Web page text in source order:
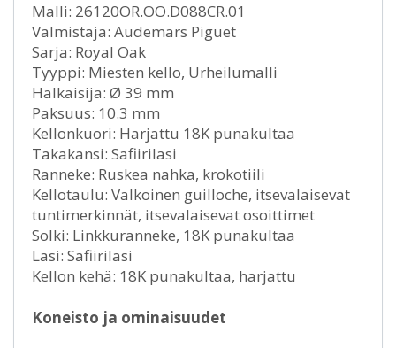
Malli: 26120OR.OO.D088CR.01
Valmistaja: Audemars Piguet
Sarja: Royal Oak
Tyyppi: Miesten kello, Urheilumalli
Halkaisija: Ø 39 mm
Paksuus: 10.3 mm
Kellonkuori: Harjattu 18K punakultaa
Takakansi: Safiirilasi
Ranneke: Ruskea nahka, krokotiili
Kellotaulu: Valkoinen guilloche, itsevalaisevat
tuntimerkinnät, itsevalaisevat osoittimet
Solki: Linkkuranneke, 18K punakultaa
Lasi: Safiirilasi
Kellon kehä: 18K punakultaa, harjattu
Koneisto ja ominaisuudet